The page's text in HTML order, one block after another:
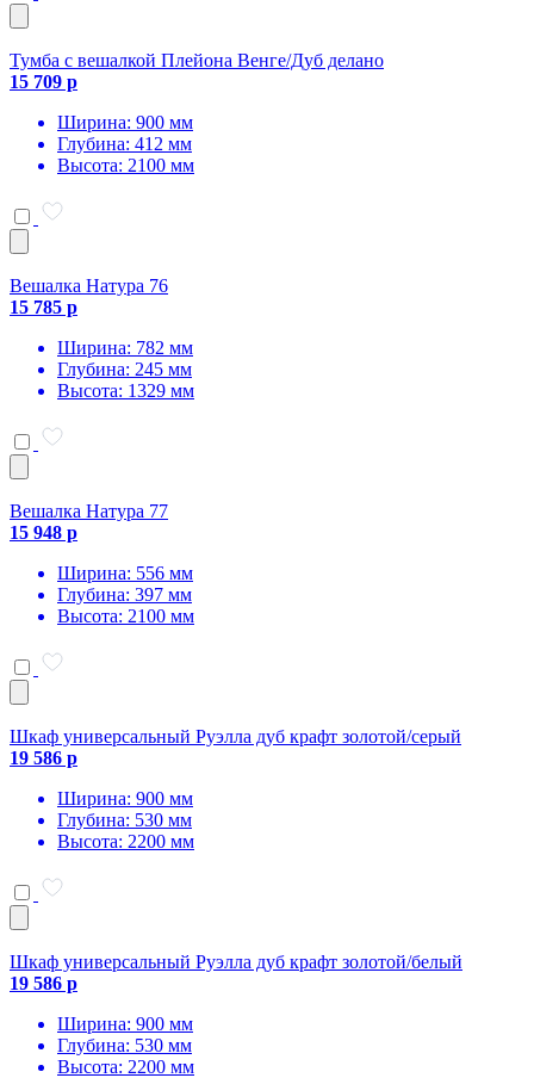
Тумба с вешалкой Плейона Венге/Дуб делано
15 709 р
Ширина: 900 мм
Глубина: 412 мм
Высота: 2100 мм
Вешалка Натура 76
15 785 р
Ширина: 782 мм
Глубина: 245 мм
Высота: 1329 мм
Вешалка Натура 77
15 948 р
Ширина: 556 мм
Глубина: 397 мм
Высота: 2100 мм
Шкаф универсальный Руэлла дуб крафт золотой/серый
19 586 р
Ширина: 900 мм
Глубина: 530 мм
Высота: 2200 мм
Шкаф универсальный Руэлла дуб крафт золотой/белый
19 586 р
Ширина: 900 мм
Глубина: 530 мм
Высота: 2200 мм